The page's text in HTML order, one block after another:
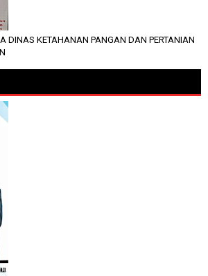
DINAS KETAHANAN PANGAN DAN PERTANIAN